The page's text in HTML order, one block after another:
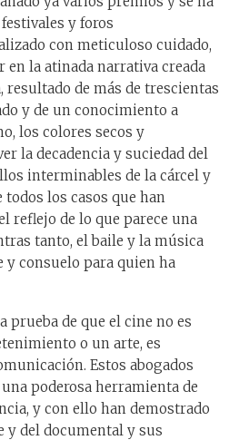
y foros
con meticuloso cuidado,
en la atinada narrativa creada
de más de trescientas
y de un conocimiento a
los colores secos y
la decadencia y suciedad del
interminables de la cárcel y
los casos que han
reflejo de lo que parece una
tanto, el baile y la música
y consuelo para quien ha
prueba de que el cine no es
o un arte, es
Estos abogados
poderosa herramienta de
y con ello han demostrado
y del documental y sus